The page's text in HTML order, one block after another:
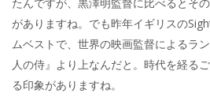
たんですが、黒澤明監督に比べるとそ
がありますね。でも昨年イギリスの
ムベストで、世界の映画監督によるラ
人の侍』より上なんだと。時代を経る
る印象がありますね。